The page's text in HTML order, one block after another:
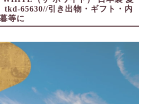
tkd-65630//引き出物・ギフト・内
等に